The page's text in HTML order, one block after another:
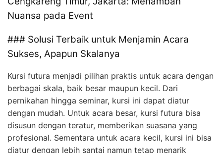
Nuansa pada Event
### Solusi Terbaik untuk Menjamin Acara
Sukses, Apapun Skalanya
Kursi futura menjadi pilihan praktis untuk acara dengan
berbagai skala, baik besar maupun kecil. Dari
pernikahan hingga seminar, kursi ini dapat diatur
dengan mudah. Untuk acara besar, kursi futura bisa
disusun dengan teratur, memberikan suasana yang
profesional. Sementara untuk acara kecil, kursi ini bisa
diatur dengan lebih santai namun tetap menarik